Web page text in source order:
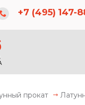
+7 (495) 147-
прокат